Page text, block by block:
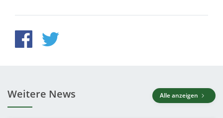
Weitere News Alle anzeigen